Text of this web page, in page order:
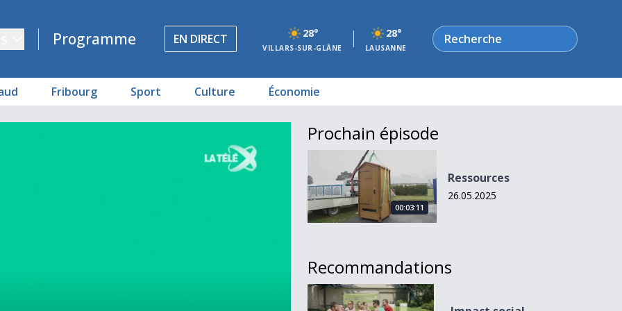
Programme EN DIRECT 28°
VILLARS-SUR-GLÂNE
28°
LAUSANNE
Rechercher
Fribourg Sport Culture Économie
Prochain épisode
Ressources
00:03:11
Ressources
26.05.2025
Recommandations
Impact social